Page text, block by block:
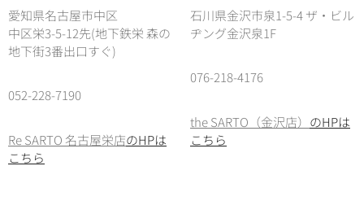
愛知県名古屋市中区
中区栄3-5-12先(地下鉄栄 森の
地下街3番出口すぐ)
052-228-7190
Re SARTO 名古屋栄店のHPは
こちら
石川県金沢市泉1-5-4 ザ・ビル
ヂング金沢泉1F
076-218-4176
the SARTO（金沢店） のHPは
こちら